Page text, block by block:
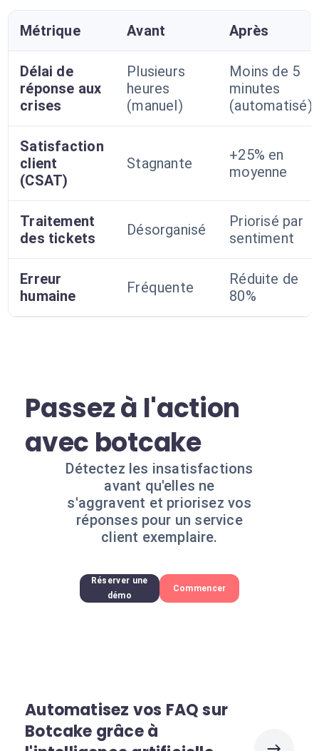
Métrique Avant Après
Délai de
réponse aux
crises
Plusieurs
heures
(manuel)
Moins de 5
minutes
(automatisé)
Satisfaction
client
(CSAT)
Stagnante
+25% en
moyenne
Traitement
des tickets
Désorganisé
Priorisé par
sentiment
Erreur
humaine
Fréquente
Réduite de
80%
Passez à l'action
avec botcake
Détectez les insatisfactions
avant qu'elles ne
s'aggravent et priorisez vos
réponses pour un service
client exemplaire.
Réserver une
démo
Commencer
Automatisez vos FAQ sur
Botcake grâce à